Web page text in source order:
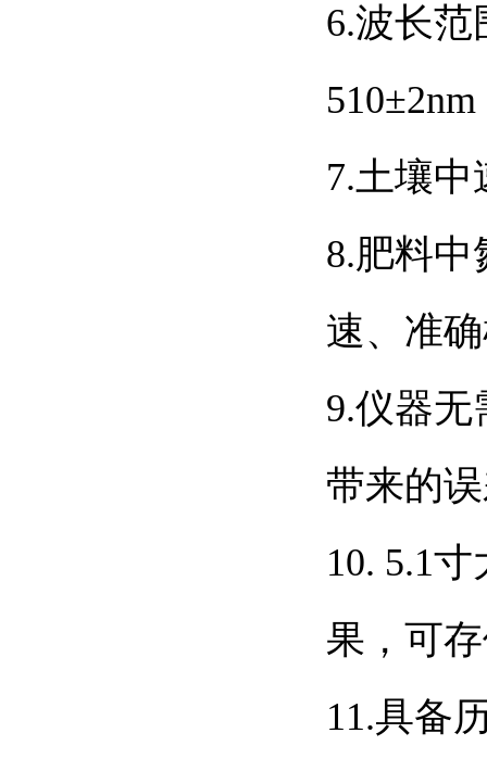
6.波长范
510±2nm
7.土壤中
8.肥料中
速、准
9.仪器无
带来的
10. 5.1寸
果，可
11.具备